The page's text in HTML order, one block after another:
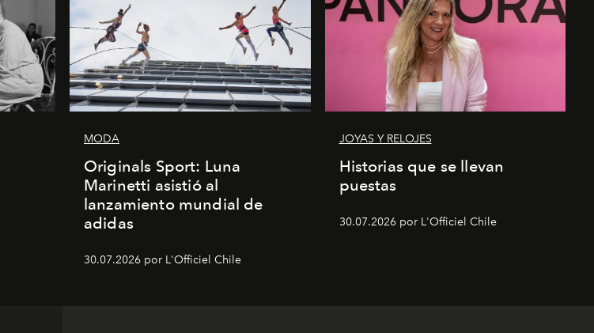
MODA
Originals Sport: Luna
Marinetti asistió al
lanzamiento mundial de
adidas
30.07.2026 por L'Officiel Chile
JOYAS Y RELOJES
Historias que se llevan
puestas
30.07.2026 por L'Officiel Chile